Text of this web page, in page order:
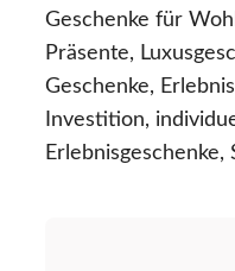
Geschenke für
Präsente,
Geschenke,
Investition,
Erlebnisgeschenke,